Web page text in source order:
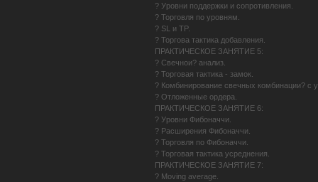
? Уровни поддержки и сопротивления.
? Торговля по уровням.
? SL и TP.
? Торгова тактика добавления.
ПРАКТИЧЕСКОЕ ЗАНЯТИЕ 5:
? Свечнои? анализ.
? Торговая тактика - замок.
? Комбинирование свечных комбинации? с
? Отложенные ордера.
ПРАКТИЧЕСКОЕ ЗАНЯТИЕ 6:
? Уровни Фибоначчи.
? Расширения Фибоначчи.
? Торговля по Фибоначчи.
? Торговая тактика усреднения.
ПРАКТИЧЕСКОЕ ЗАНЯТИЕ 7:
? Moving average.